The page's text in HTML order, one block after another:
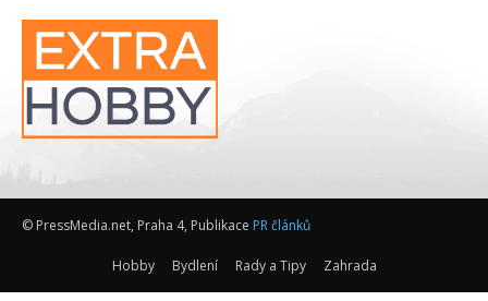
© PressMedia.net, Praha 4, Publikace PR článků
Hobby Bydlení Rady a Tipy Zahrada